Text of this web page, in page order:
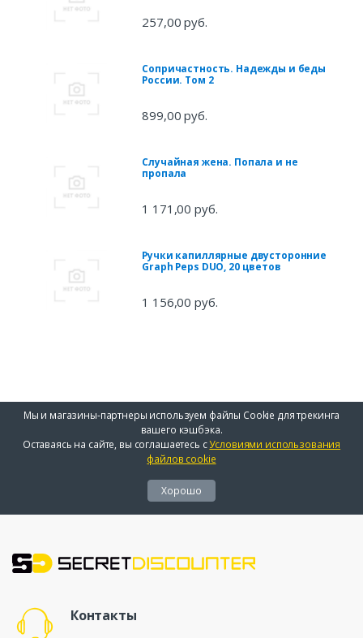
257,00 руб.
Сопричастность. Надежды и беды
России. Том 2
899,00 руб.
Случайная жена. Попала и не
пропала
1 171,00 руб.
Ручки капиллярные двусторонние
Graph Peps DUO, 20 цветов
1 156,00 руб.
Мы и магазины-партнеры используем файлы Cookie для трекинга
вашего кэшбэка.
Оставаясь на сайте, вы соглашаетесь сУсловиями использования
файлов cookie
Хорошо
Контакты